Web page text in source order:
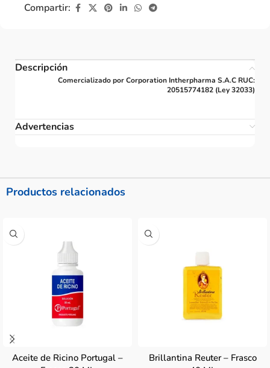
Compartir:
Descripción
Comercializado por Corporation Intherpharma S.A.C RUC:
20515774182 (Ley 32033)
Advertencias
Productos relacionados
Aceite de Ricino Portugal –
Brillantina Reuter – Frasco